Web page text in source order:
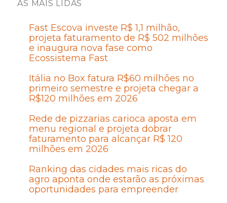
AS MAIS LIDAS
Fast Escova investe R$ 1,1 milhão,
projeta faturamento de R$ 502 milhões
e inaugura nova fase como
Ecossistema Fast
Itália no Box fatura R$60 milhões no
primeiro semestre e projeta chegar a
R$120 milhões em 2026
Rede de pizzarias carioca aposta em
menu regional e projeta dobrar
faturamento para alcançar R$ 120
milhões em 2026
Ranking das cidades mais ricas do
agro aponta onde estarão as próximas
oportunidades para empreender